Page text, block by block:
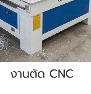
งานตัด CNC